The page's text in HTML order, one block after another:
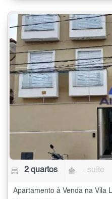
2 quartos - suíte
Apartamento à Venda na Vila